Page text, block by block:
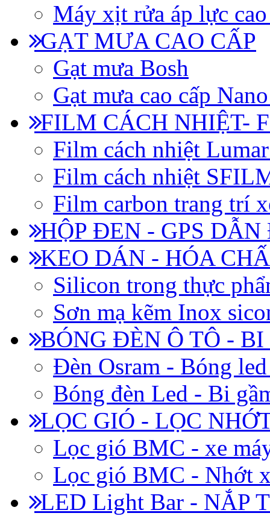
Máy xịt rửa áp lực
GẠT MƯA CAO CẤP
Gạt mưa Bosh
Gạt mưa cao cấp
FILM CÁCH NHIỆT-
Film cách nhiệt
Film cách nhiệt
Film carbon trang trí
HỘP ĐEN - GPS DẪN
KEO DÁN - HÓA
Silicon trong thực
Sơn mạ kẽm Inox
BÓNG ĐÈN Ô TÔ -
Đèn Osram - Bóng
Bóng đèn Led - Bi
LỌC GIÓ - LỌC
Lọc gió BMC - xe
Lọc gió BMC - Nhớt
LED Light Bar - NẮP